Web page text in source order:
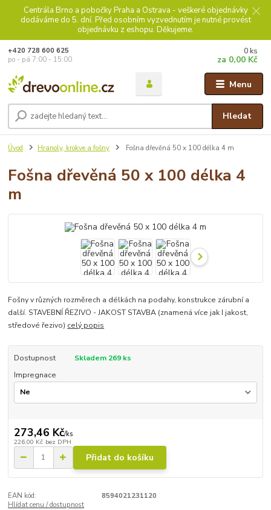
Centrála Brno a pobočky Praha a Ostrava - veškeré objednávky
dodáváme do 5. dní. Před osobním vyzvednutím je nutné provést
objednávku z eshopu. Děkujeme.
Menu
Hledat
+420 728 600 625
po - pá 7:00 - 15:00
0 ks
za 0,00 Kč
Úvod Hranoly, krokve a fošny Fošna dřevěná 50 x 100 délka 4 m
Fošna dřevěná 50 x 100 délka 4
m
Fošny v různých rozměrech a délkách na podahy, konstrukce zárubní a
další. STAVEBNÍ ŘEZIVO - JAKOST STAVBA (znamená více jak I jakost,
středové řezivo) celý popis
Dostupnost
Skladem 269 ks
Impregnace
273,46 Kč/ks
226,00 Kč bez DPH
Přidat do košíku
EAN kód:
8594021231120
Hlídat cenu / dostupnost